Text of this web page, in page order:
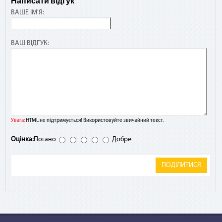
ВАШЕ ІМ'Я:
ВАШ ВІДГУК:
Увага:HTML не підтримується! Використовуйте звичайний текст.
Оцінка:Погано Добре
ПОДІЛИТИСЯ